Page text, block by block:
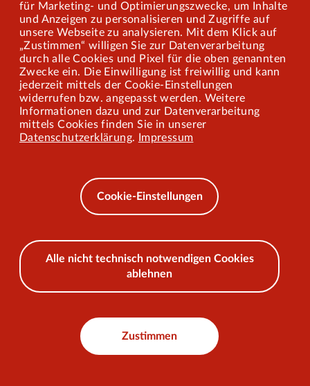
für Marketing- und Optimierungszwecke, um Inhalte
und Anzeigen zu personalisieren und Zugriffe auf
unsere Webseite zu analysieren. Mit dem Klick auf
„Zustimmen“ willigen Sie zur Datenverarbeitung
durch alle Cookies und Pixel für die oben genannten
Zwecke ein. Die Einwilligung ist freiwillig und kann
jederzeit mittels der Cookie-Einstellungen
widerrufen bzw. angepasst werden. Weitere
Informationen dazu und zur Datenverarbeitung
mittels Cookies finden Sie in unserer
Datenschutzerklärung. Impressum
Cookie-Einstellungen
Alle nicht technisch notwendigen Cookies
ablehnen
Zustimmen
Presse
Mitarbeiterportal
Barrierefreiheit
Mobilität lernen